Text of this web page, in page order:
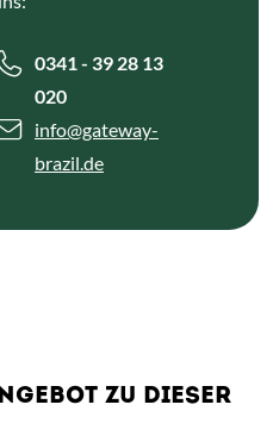
0341 - 39 28 13
020
info@gateway-
brazil.de
ZU DIESER